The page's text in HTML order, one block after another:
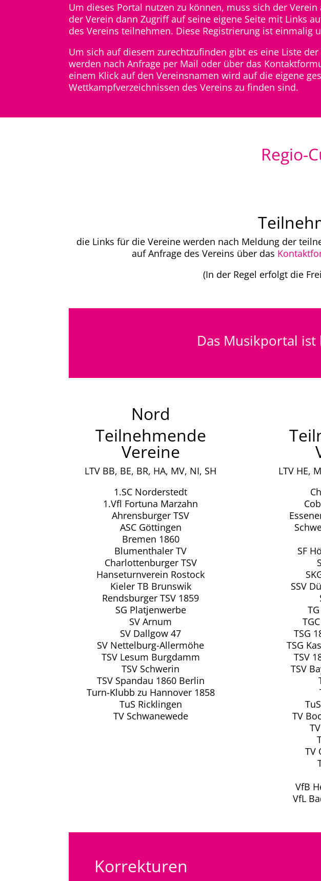
Um dieses Portal nutzen zu können, muss sich der
der Verein dann Zugriff auf seine eigene Seite mit Links
des Vereins teilnehmen. Diese Registrierung ist
Um sich auf diesem zurechtzufinden gibt es eine Liste
werden nach Anfrage per Mail oder über das
einem Klick auf den Vereinsnamen wird auf die eigene
Wettkampfverzeichnissen des Vereins zu finden sind.
Regio-
die Links für die Vereine werden nach Meldung der
auf Anfrage des Vereins über das
(In der Regel erfolgt die
Das Musikportal
Nord
Teilnehmende
Vereine
LTV BB, BE, BR, HA, MV, NI, SH
1.SC Norderstedt
1.Vfl Fortuna Marzahn
Ahrensburger TSV
ASC Göttingen
Bremen 1860
Blumenthaler TV
Charlottenburger TSV
Hanseturnverein Rostock
Kieler TB Brunswik
Rendsburger TSV 1859
SG Platjenwerbe
SV Arnum
SV Dallgow 47
SV Nettelburg-Allermöhe
TSV Lesum Burgdamm
TSV Schwerin
TSV Spandau 1860 Berlin
Turn-Klubb zu Hannover 1858
TuS Ricklingen
TV Schwanewede
LTV HE,
SF
SSV
TSG
TSG
TSV
TSV
TV
TV
VfB
VfL
Korrekturen